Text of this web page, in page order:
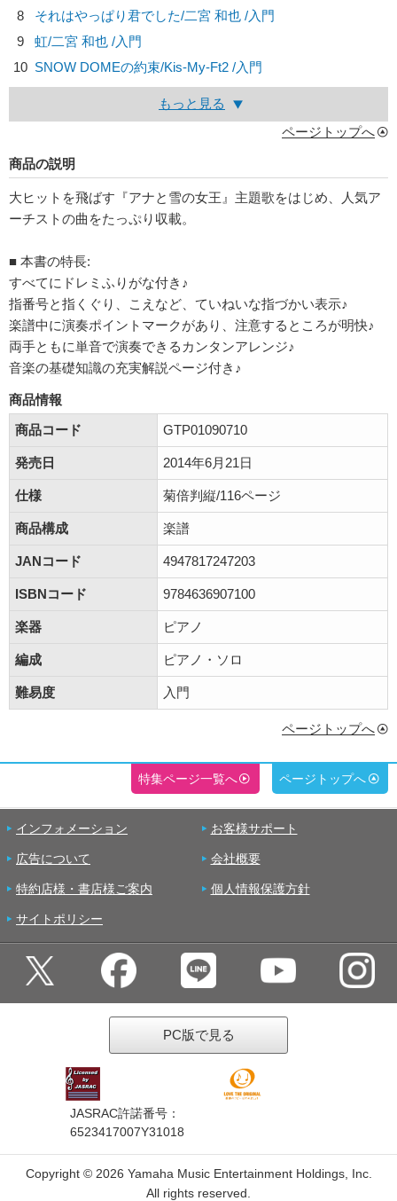
8
それはやっぱり君でした/二宮 和也 /入門
9
虹/二宮 和也 /入門
10 SNOW DOMEの約束/Kis-My-Ft2 /入門
もっと見る
ページトップへ
商品の説明
大ヒットを飛ばす『アナと雪の女王』主題歌をはじめ、人気ア
ーチストの曲をたっぷり収載。
■ 本書の特長:
すべてにドレミふりがな付き♪
指番号と指くぐり、こえなど、ていねいな指づかい表示♪
楽譜中に演奏ポイントマークがあり、注意するところが明快♪
両手ともに単音で演奏できるカンタンアレンジ♪
音楽の基礎知識の充実解説ページ付き♪
商品情報
商品コード
GTP01090710
発売日 2014年6月21日
仕様 菊倍判縦/116ページ
商品構成 楽譜
JANコード 4947817247203
ISBNコード 9784636907100
楽器 ピアノ
編成 ピアノ・ソロ
難易度 入門
ページトップへ
特集ページ一覧へ ページトップへ
インフォメーション お客様サポート
広告について 会社概要
特約店様・書店様ご案内 個人情報保護方針
サイトポリシー
PC版で見る
JASRAC許諾番号：
6523417007Y31018
Copyright © 2026 Yamaha Music Entertainment Holdings, Inc.
All rights reserved.